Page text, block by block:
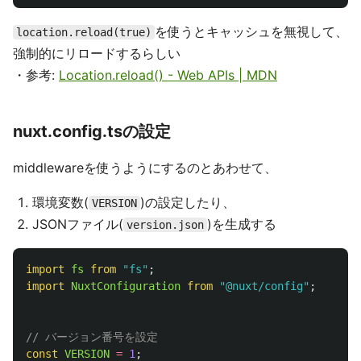
location.reload(true) を使うとキャッシュを無視して、
強制的にリロードするらしい
・参考: Location.reload() - Web APIs | MDN
nuxt.config.tsの設定
middlewareを使うようにするのとあわせて、
環境変数( VERSION )の設定したり、
JSONファイル( version.json )を生成する
import fs from "fs" ;
import
NuxtConfiguration from "@nuxt/config" ;
// バージョン番号を設定
const VERSION = 1 ;